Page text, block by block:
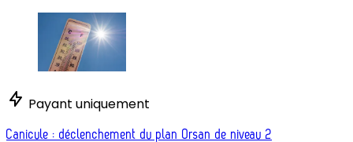
Payant uniquement
Canicule : déclenchement du plan Orsan de niveau 2